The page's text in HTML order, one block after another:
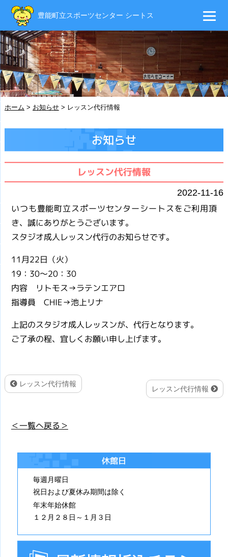
ホーム > お知らせ> レッスン代行情報
お知らせ
レッスン代行情報
2022-11-16
いつも豊能町立スポーツセンターシートスをご利用頂
き、誠にありがとうございます。
スタジオ成人レッスン代行のお知らせです。
11月22日（火）
19：30～20：30
内容 リトモス→ラテンエアロ
指導員 CHIE→池上リナ
上記のスタジオ成人レッスンが、代行となります。
ご了承の程、宜しくお願い申し上げます。
レッスン代行情報
レッスン代行情報
＜一覧へ戻る＞
休館日
毎週月曜日
祝日および夏休み期間は除く
年末年始休館
１２月２８日～１月３日
豊能町立スポーツセンター シートス